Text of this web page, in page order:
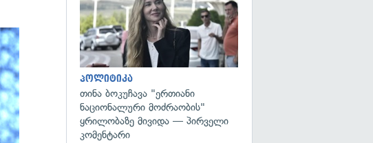
პოლიტიკა
თინა ბოკუჩავა "ერთიანი
ნაციონალური მოძრაობის"
ყრილობაზე მივიდა — პირველი
კომენტარი